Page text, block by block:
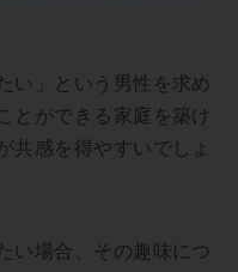
い」という男性を求め
とができる家庭を築け
共感を得やすいでしょ
い場合、その趣味につ